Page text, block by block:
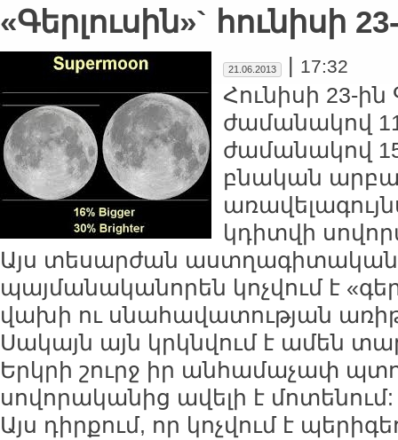
«Գերլուսին»` հունիսի
21.06.2013 17:32
Հունիսի 23-ին
ժամանակով
ժամանակով
բնական
կդիտվի
Այս տեսարժան աստղագիտական
պայմանականորեն կոչվում է
վախի ու սնահավատության
Սակայն այն կրկնվում է ամեն
Երկրի շուրջ իր անհամաչափ
սովորականից ավելի է մոտենում:
Այս դիրքում, որ կոչվում է